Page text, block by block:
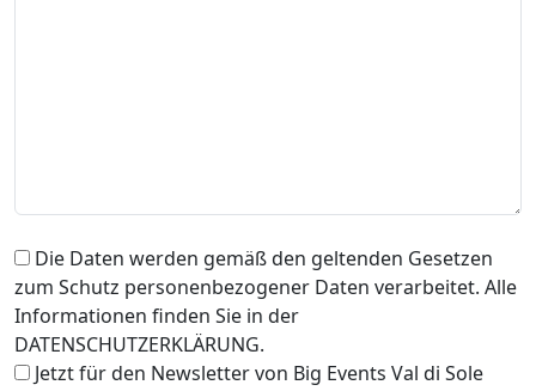
Die Daten werden gemäß den geltenden Gesetzen
zum Schutz personenbezogener Daten verarbeitet. Alle
Informationen finden Sie in der
DATENSCHUTZERKLÄRUNG.
Jetzt für den Newsletter von Big Events Val di Sole